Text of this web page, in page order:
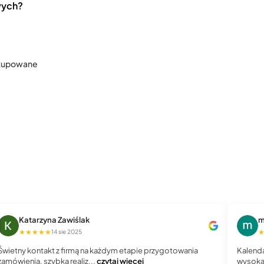
Katarzyna Zawiślak
★★★★★14 sie 2025
Świetny kontakt z firmą na każdym etapie przygotowania
zamówienia, szybka realiz...czytaj więcej